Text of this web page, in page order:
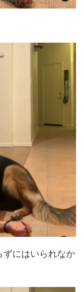
ずにはいられなか